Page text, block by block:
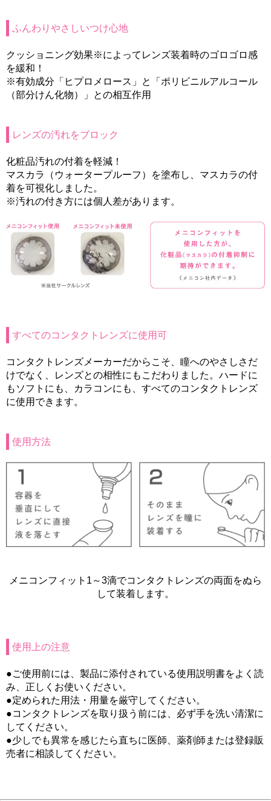
ふんわりやさしいつけ心地
クッショニング効果※によってレンズ装着時のゴロゴロ感
を緩和！
※有効成分「ヒプロメロース」と「ポリビニルアルコール
（部分けん化物）」との相互作用
レンズの汚れをブロック
化粧品汚れの付着を軽減！
マスカラ（ウォータープルーフ）を塗布し、マスカラの付
着を可視化しました。
※汚れの付き方には個人差があります。
すべてのコンタクトレンズに使用可
コンタクトレンズメーカーだからこそ、瞳へのやさしさだ
けでなく、レンズとの相性にもこだわりました。ハードに
もソフトにも、カラコンにも、すべてのコンタクトレンズ
に使用できます。
使用方法
メニコンフィット1～3滴でコンタクトレンズの両面をぬら
して装着します。
使用上の注意
●ご使用前には、製品に添付されている使用説明書をよく読
み、正しくお使いください。
●定められた用法・用量を厳守してください。
●コンタクトレンズを取り扱う前には、必ず手を洗い清潔に
してください。
●少しでも異常を感じたら直ちに医師、薬剤師または登録販
売者に相談してください。